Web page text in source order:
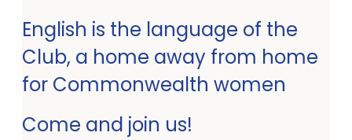
English is the language of the
Club, a home away from home
for Commonwealth women
Come and join us!